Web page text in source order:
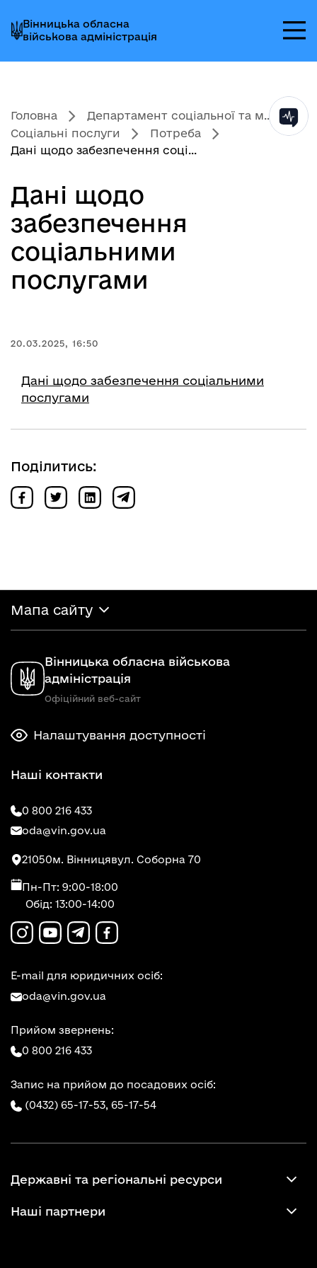
до
головного
меню
до
головного
вмісту
до
головного
колонтитула
Вінницька обласна
військова адміністрація
Головна
Департамент соціальної та м...
Соціальні послуги
Потреба
Дані щодо забезпечення соці...
Дані щодо
забезпечення
соціальними
послугами
20.03.2025, 16:50
Дані щодо забезпечення соціальними
послугами
Поділитись:
Мапа сайту
Вінницька обласна військова
адміністрація
Офіційний веб-сайт
Налаштування доступності
Наші контакти
0 800 216 433
oda@vin.gov.ua
21050м. Вінницявул. Соборна 70
Пн-Пт: 9:00-18:00
Обід: 13:00-14:00
E-mail для юридичних осіб:
oda@vin.gov.ua
Прийом звернень:
0 800 216 433
Запис на прийом до посадових осіб:
(0432) 65-17-53, 65-17-54
Державні та регіональні ресурси
Наші партнери